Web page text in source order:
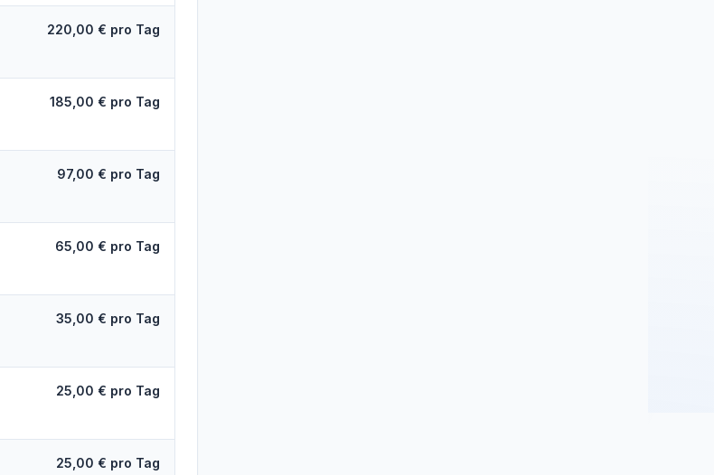
220,00 € pro Tag
185,00 € pro Tag
97,00 € pro Tag
65,00 € pro Tag
35,00 € pro Tag
25,00 € pro Tag
25,00 € pro Tag